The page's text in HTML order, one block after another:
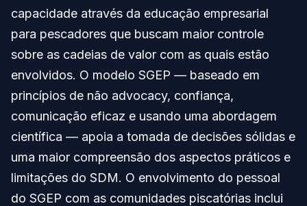
capacidade através da educação empresarial
para pescadores que buscam maior controle
sobre as cadeias de valor com as quais estão
envolvidos. O modelo SGEP — baseado em
princípios de não advocacy, confiança,
comunicação eficaz e usando uma abordagem
científica — apoia a tomada de decisões sólidas e
uma maior compreensão dos aspectos práticos e
limitações do SDM. O envolvimento do pessoal
do SGEP com as comunidades piscatórias inclui